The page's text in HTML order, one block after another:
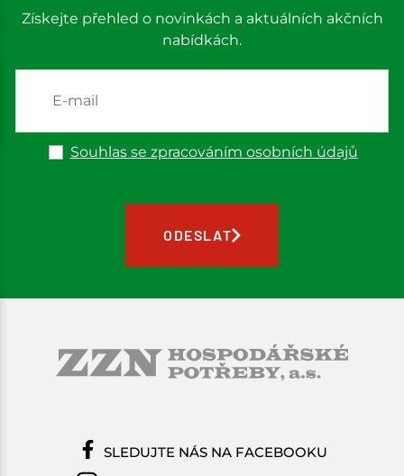
Získejte přehled o novinkách a aktuálních akčních
nabídkách.
Souhlas se zpracováním osobních údajů
ODESLAT
SLEDUJTE NÁS NA FACEBOOKU